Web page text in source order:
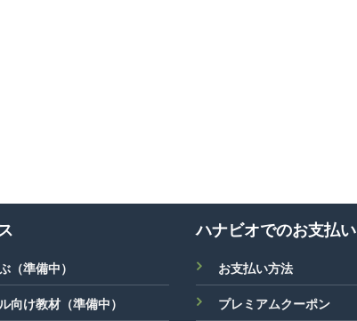
（準備中）
向け教材（準備中）
ハナビオでのお支払い
お支払い方法
プレミアムクーポン